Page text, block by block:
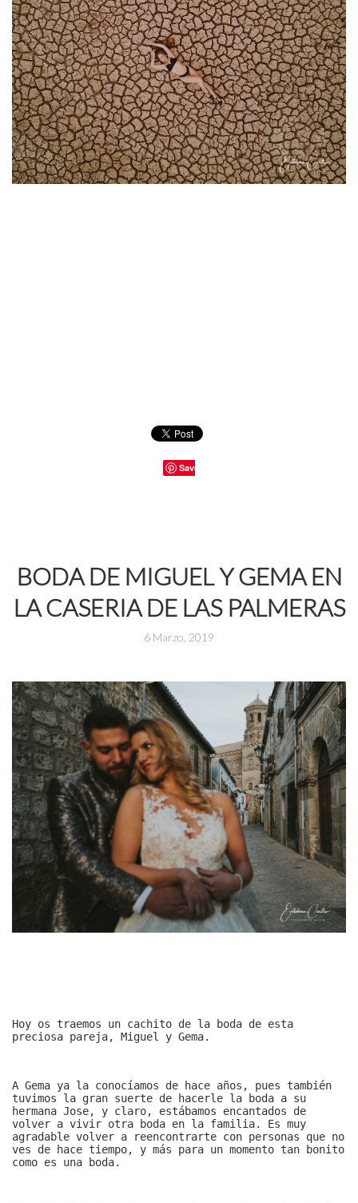
Save
BODA DE MIGUEL Y GEMA EN
LA CASERIA DE LAS PALMERAS
6 Marzo, 2019
Hoy os traemos un cachito de la boda de esta
preciosa pareja, Miguel y Gema.
A Gema ya la conocíamos de hace años, pues también
tuvimos la gran suerte de hacerle la boda a su
hermana Jose, y claro, estábamos encantados de
volver a vivir otra boda en la familia. Es muy
agradable volver a reencontrarte con personas que no
ves de hace tiempo, y más para un momento tan bonito
como es una boda.